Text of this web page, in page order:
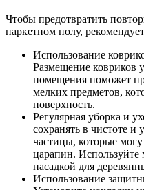
Чтобы предотвратить
паркетном полу,
Использование
Размещение ковриков
помещения поможет
мелких предметов,
поверхность.
Регулярная уборка и
сохранять в чистоте и
частицы, которые
царапин.
насадкой для
Использование